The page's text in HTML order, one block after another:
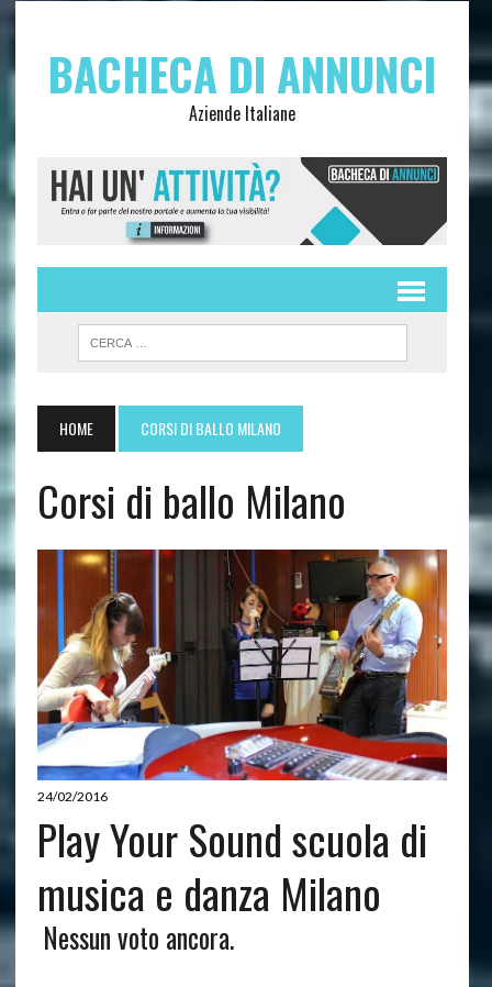
BACHECA DI ANNUNCI
Aziende Italiane
HOME CORSI DI BALLO MILANO
Corsi di ballo Milano
24/02/2016
Play Your Sound scuola di
musica e danza Milano
Nessun voto ancora.